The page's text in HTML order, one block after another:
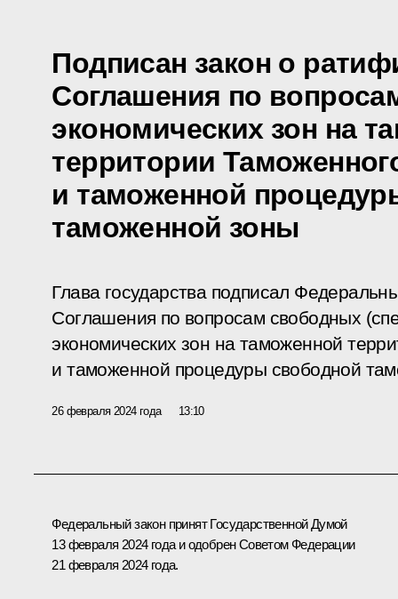
Подписан закон о
Соглашения по
экономических зон на
территории
и таможенной
таможенной зоны
Глава государства подписал
Соглашения по вопросам свободных
экономических зон на таможенной
и таможенной процедуры свободной
26 февраля 2024 года 13:10
Федеральный закон принят Государственной Думой
13 февраля 2024 года и одобрен Советом Федерации
21 февраля 2024 года.